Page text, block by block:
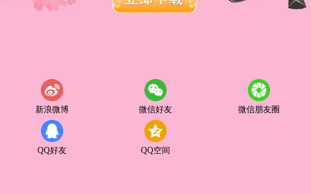
新浪微博 微信好友 微信朋友圈
QQ好友 QQ空间